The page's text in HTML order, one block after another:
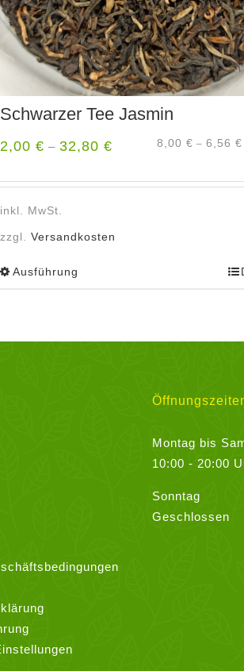
Schwarzer Tee Jasmin
2,00 € – 32,80 € 8,00€ –6,56€
inkl. MwSt.
zzgl. Versandkosten
Ausführung
Montag bis
10:00 - 20:00
Sonntag
Geschlossen